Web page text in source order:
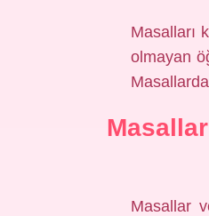
Masalları
olmayan
Masallar